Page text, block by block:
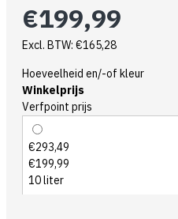
€199,99
Excl. BTW: €165,28
Hoeveelheid en/-of kleur
Winkelprijs
Verfpoint prijs
€293,49
€199,99
10 liter